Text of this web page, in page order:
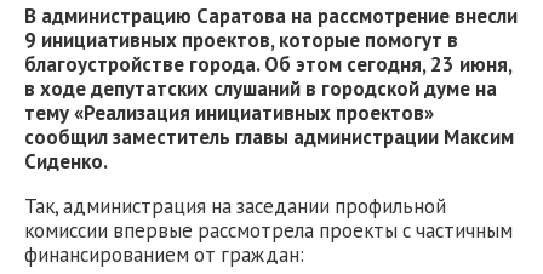
В администрацию Саратова на рассмотрение внесли
9 инициативных проектов, которые помогут в
благоустройстве города. Об этом сегодня, 23 июня,
в ходе депутатских слушаний в городской думе на
тему «Реализация инициативных проектов»
сообщил заместитель главы администрации Максим
Сиденко.
Так, администрация на заседании профильной
комиссии впервые рассмотрела проекты с частичным
финансированием от граждан: